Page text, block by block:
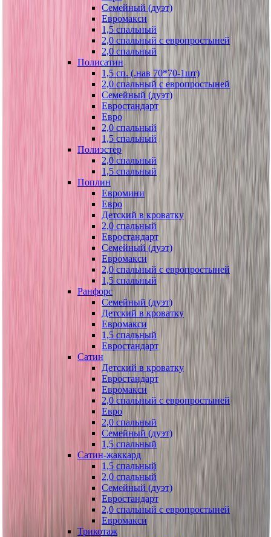
Семейный (дуэт)
Евромакси
1,5 спальный
2,0 спальный с европростыней
2,0 спальный
Полисатин
1,5 сп. (.нав 70*70-1шт)
2,0 спальный с европростыней
Семейный (дуэт)
Евростандарт
Евро
2,0 спальный
1,5 спальный
Полиэстер
2,0 спальный
1,5 спальный
Поплин
Евромини
Евро
Детский в кроватку
2,0 спальный
Евростандарт
Семейный (дуэт)
Евромакси
2,0 спальный с европростыней
1,5 спальный
Ранфорс
Семейный (дуэт)
Детский в кроватку
Евромакси
1,5 спальный
Евростандарт
Сатин
Детский в кроватку
Евростандарт
Евромакси
2,0 спальный с европростыней
Евро
2,0 спальный
Семейный (дуэт)
1,5 спальный
Сатин-жаккард
1,5 спальный
2,0 спальный
Семейный (дуэт)
Евростандарт
2,0 спальный с европростыней
Евромакси
Трикотаж